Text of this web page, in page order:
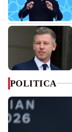
POLITICA